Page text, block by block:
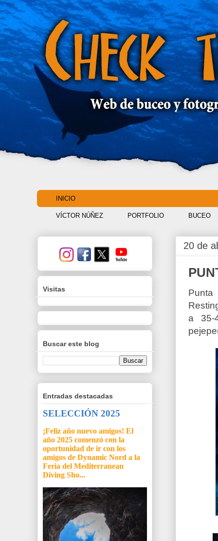
INICIO
VÍCTOR NÚÑEZ PORTFOLIO BUCEO
20 de
a 35-
Visitas
Buscar este blog
Entradas destacadas
SELECCIÓN 2025
¡Feliz año nuevo amigos! El
año 2025 comenzó con la
oportunidad de ir con los
amigos de Dynamic Nord a la
Feria del Mediterranean
Diving Sho...